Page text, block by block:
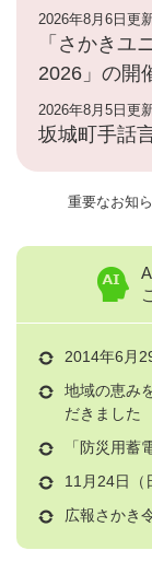
2026年8月6日更
「さかきユ
2026」の開
2026年8月5日更
坂城町手話
重要なお知
2014年6月
地域の恵み
だきました
「防災用蓄
11月24日（
広報さかき